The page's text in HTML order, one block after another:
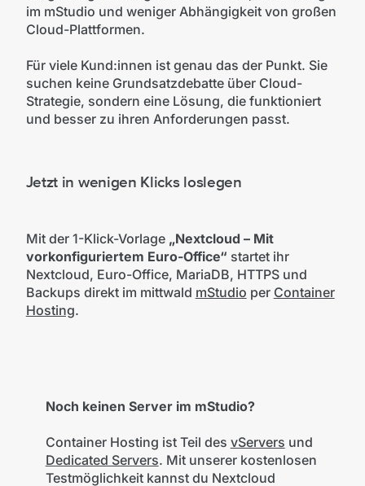
im mStudio und weniger Abhängigkeit von großen
Cloud-Plattformen.
Für viele Kund:innen ist genau das der Punkt. Sie
suchen keine Grundsatzdebatte über Cloud-
Strategie, sondern eine Lösung, die funktioniert
und besser zu ihren Anforderungen passt.
Jetzt in wenigen Klicks loslegen
Mit der 1-Klick-Vorlage „Nextcloud – Mit
vorkonfiguriertem Euro-Office“ startet ihr
Nextcloud, Euro-Office, MariaDB, HTTPS und
Backups direkt im mittwald mStudio per Container
Hosting.
Noch keinen Server im mStudio?
Container Hosting ist Teil des vServers und
Dedicated Servers. Mit unserer kostenlosen
Testmöglichkeit kannst du Nextcloud